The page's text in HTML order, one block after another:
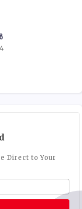
Direct to Your